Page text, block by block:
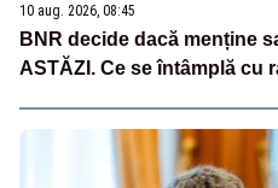
10 aug. 2026, 08:45
BNR decide dacă menține
ASTĂZI. Ce se întâmplă cu